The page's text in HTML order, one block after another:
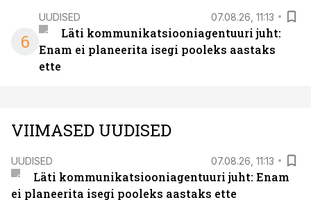
6
UUDISED 07.08.26, 11:13
Läti kommunikatsiooniagentuuri juht:
Enam ei planeerita isegi pooleks aastaks
ette
VIIMASED UUDISED
UUDISED 07.08.26, 11:13
Läti kommunikatsiooniagentuuri juht: Enam
ei planeerita isegi pooleks aastaks ette